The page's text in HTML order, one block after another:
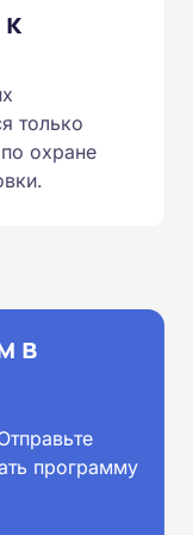
только
охране
в
программу